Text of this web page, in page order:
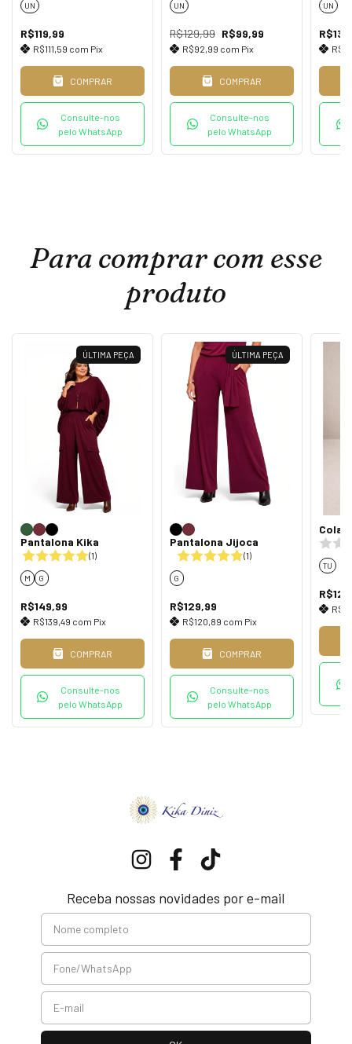
UN
R$119,99
R$111,59 com Pix
COMPRAR
Consulte-nos
pelo WhatsApp
UN
R$129,99 R$99,99
R$92,99 com Pix
COMPRAR
Consulte-nos
pelo WhatsApp
UN
Para comprar com esse
produto
ÚLTIMA PEÇA
Pantalona Kika
(1)
M G
R$149,99
R$139,49 com Pix
COMPRAR
Consulte-nos
pelo WhatsApp
ÚLTIMA PEÇA
Pantalona Jijoca
(1)
G
R$129,99
R$120,89 com Pix
COMPRAR
Consulte-nos
pelo WhatsApp
Colar
TU
Receba nossas novidades por e-mail